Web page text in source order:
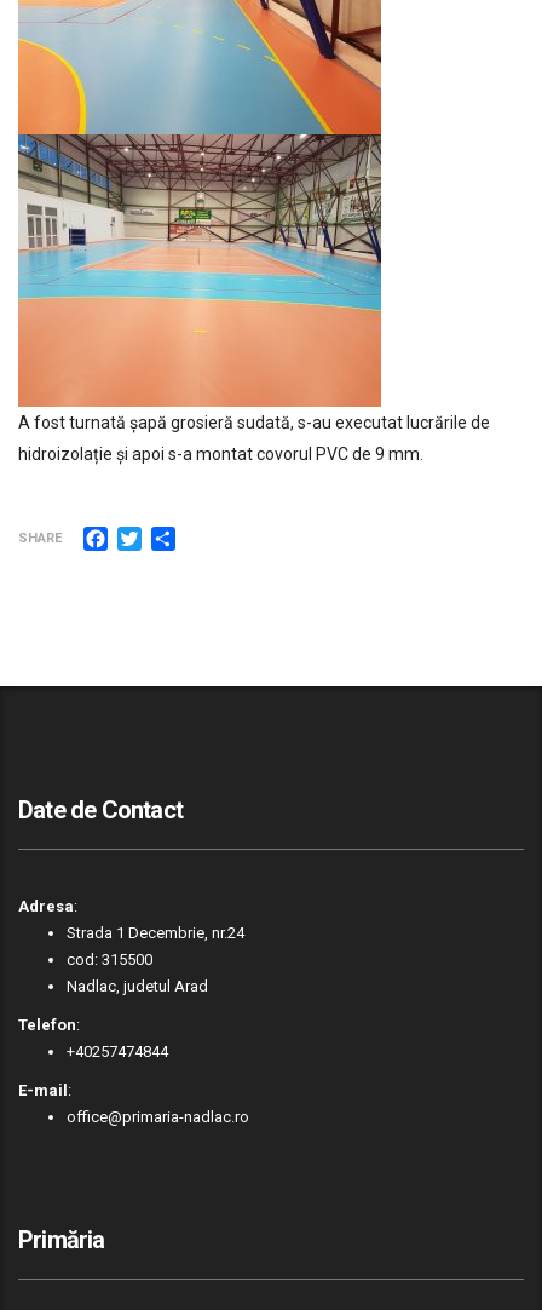
A fost turnată șapă grosieră sudată, s-au executat lucrările de
hidroizolație și apoi s-a montat covorul PVC de 9 mm.
SHARE Facebook
Twitter
Date de Contact
Adresa:
Strada 1 Decembrie, nr.24
cod: 315500
Nadlac, judetul Arad
Telefon:
+40257474844
E-mail:
office@primaria-nadlac.ro
Primăria